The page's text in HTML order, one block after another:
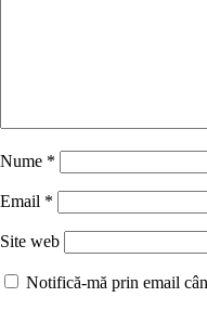
Nume *
Email *
Site web
Notifică-mă prin email